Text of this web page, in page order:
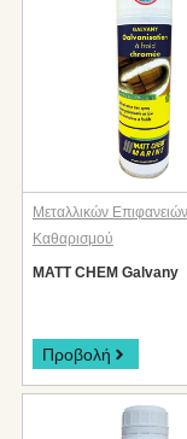
Μεταλλικών Επιφανειών
Καθαρισμού
MATT CHEM Galvany
Προβολή